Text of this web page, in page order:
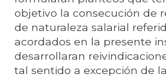
objetivo la consecución de
de naturaleza salarial
acordados en la presente
desarrollaran
tal sentido a excepción de